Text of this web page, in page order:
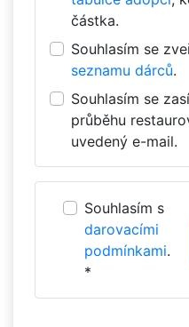
částka.
Souhlasím se
seznamu dárců.
Souhlasím se
průběhu
uvedený e-mail.
Souhlasím s
darovacími
podmínkami.
*